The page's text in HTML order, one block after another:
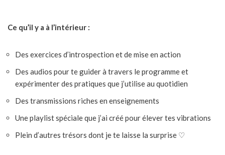
Ce qu’il y a à l’intérieur :
Des exercices d’introspection et de mise en action
Des audios pour te guider à travers le programme et
expérimenter des pratiques que j’utilise au quotidien
Des transmissions riches en enseignements
Une playlist spéciale que j’ai créé pour élever tes vibrations
Plein d’autres trésors dont je te laisse la surprise ♡